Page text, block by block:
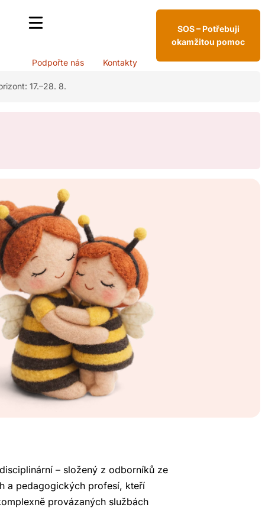
Podpořte nás Kontakty
SOS – Potřebuji
okamžitou pomoc
17.–28. 8.
– složený z odborníků ze
a pedagogických profesí, kteří
provázaných službách